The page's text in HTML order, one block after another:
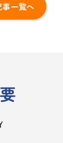
一覧へ